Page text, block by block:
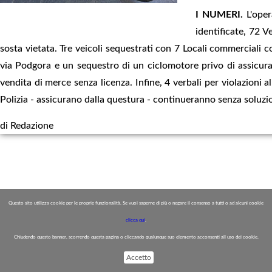
Questo sito utilizza cookie per le proprie funzionalità. Se vuoi saperne di più o negare il consenso a tutti o ad alcuni cookie
clicca qui.
Chiudendo questo banner, scorrendo questa pagina o cliccando qualunque suo elemento acconsenti all uso dei cookie.
Accetto
I NUMERI.
identificate, 72
sosta vietata. Tre veicoli sequestrati con 7 Locali commerciali
via Podgora e un sequestro di un ciclomotore privo di
vendita di merce senza licenza. Infine, 4 verbali per
Polizia - assicurano dalla questura - continueranno senza
di Redazione